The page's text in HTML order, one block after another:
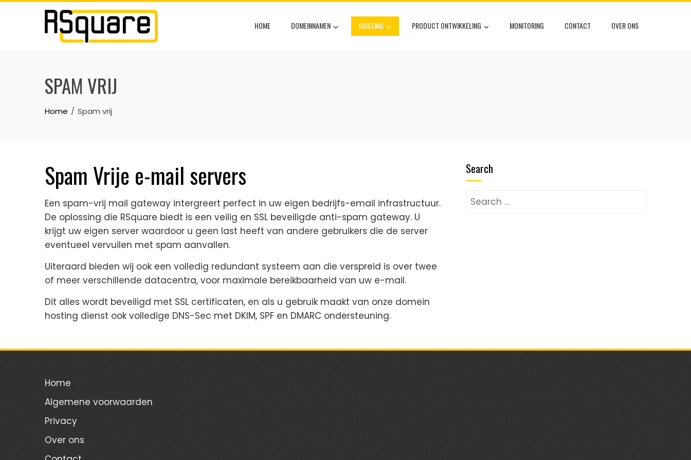
Skip
HOME DOMEINNAMEN HOSTING PRODUCT ONTWIKKELING MONITORING CONTACT OVER ONS
SPAM VRIJ
Home Spam vrij
Spam Vrije e-mail servers
Een spam-vrij mail gateway intergreert perfect in uw eigen bedrijfs-email infrastructuur.
De oplossing die RSquare biedt is een veilig en SSL beveiligde anti-spam gateway. U
krijgt uw eigen server waardoor u geen last heeft van andere gebruikers die de server
eventueel vervuilen met spam aanvallen.
Uiteraard bieden wij ook een volledig redundant systeem aan die verspreid is over twee
of meer verschillende datacentra, voor maximale bereikbaarheid van uw e-mail.
Dit alles wordt beveiligd met SSL certificaten, en als u gebruik maakt van onze domein
hosting dienst ook volledige DNS-Sec met DKIM, SPF en DMARC ondersteuning.
Search
Search
Home
Algemene voorwaarden
Privacy
Over ons